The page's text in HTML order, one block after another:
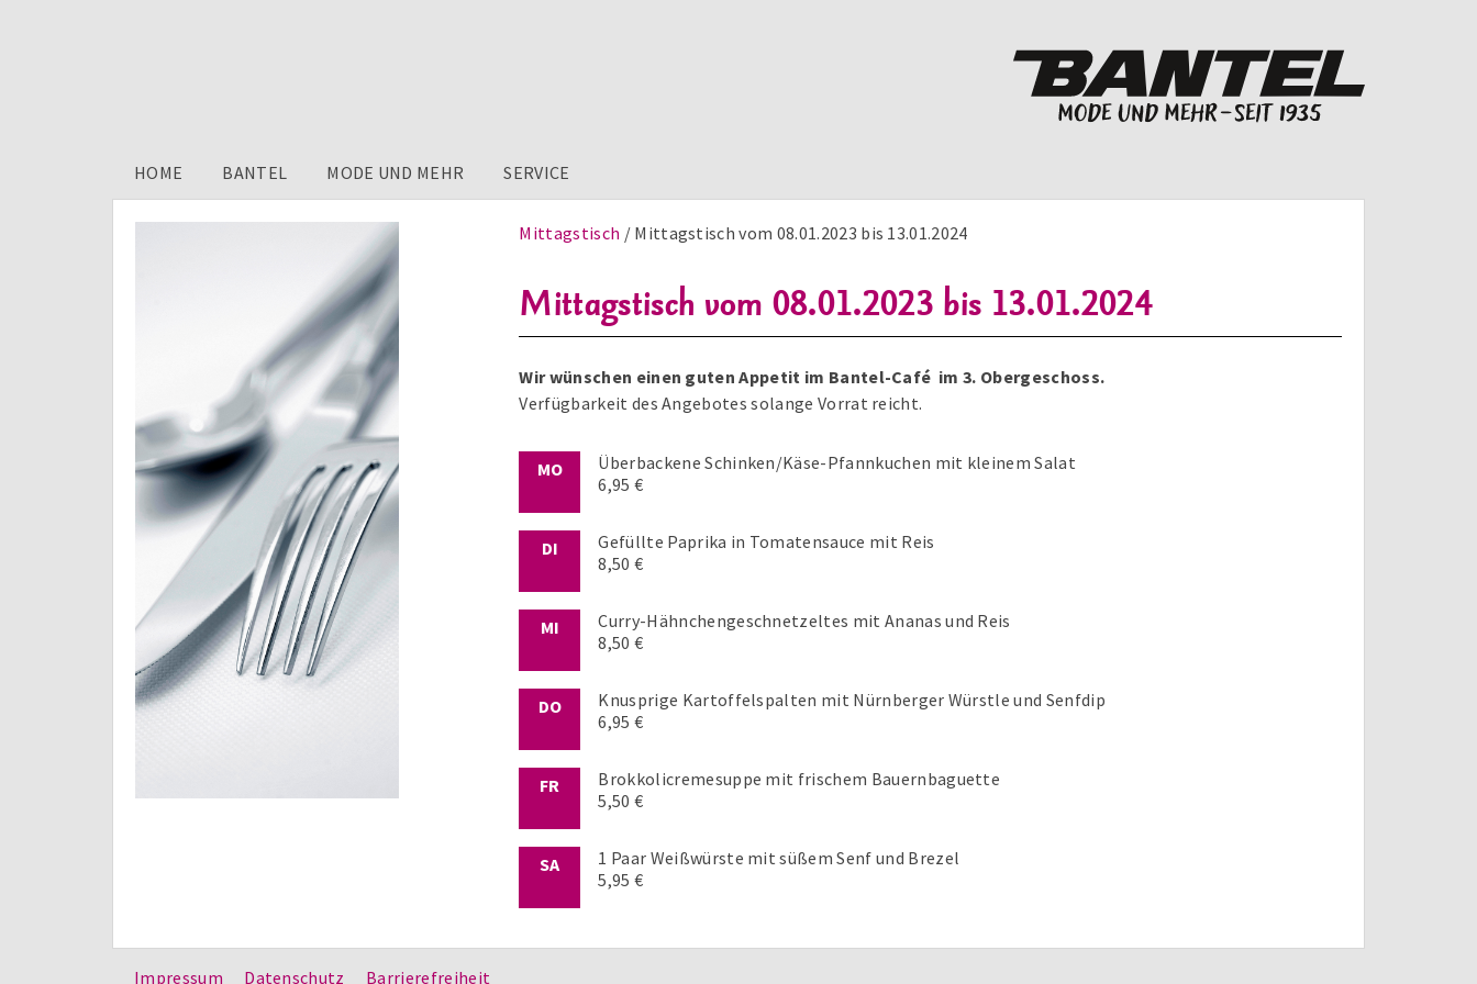
HOME BANTEL MODE UND MEHR SERVICE
Mittagstisch Mittagstisch vom 08.01.2023 bis 13.01.2024
Mittagstisch vom 08.01.2023 bis 13.01.2024
Wir wünschen einen guten Appetit im Bantel-Café im 3. Obergeschoss.
Verfügbarkeit des Angebotes solange Vorrat reicht.
MO
Überbackene Schinken/Käse-Pfannkuchen mit kleinem Salat
6,95 €
DI
Gefüllte Paprika in Tomatensauce mit Reis
8,50 €
MI
Curry-Hähnchengeschnetzeltes mit Ananas und Reis
8,50 €
DO
Knusprige Kartoffelspalten mit Nürnberger Würstle und Senfdip
6,95 €
FR
Brokkolicremesuppe mit frischem Bauernbaguette
5,50 €
SA
1 Paar Weißwürste mit süßem Senf und Brezel
5,95 €
Impressum Datenschutz Barrierefreiheit